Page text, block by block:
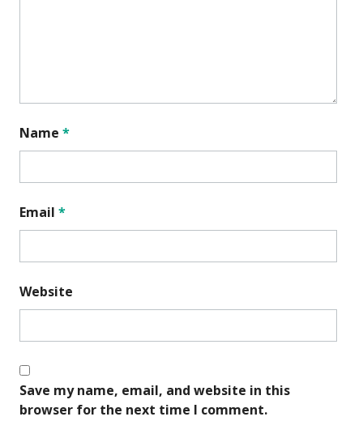
Name *
Email *
Website
Save my name, email, and website in this
browser for the next time I comment.